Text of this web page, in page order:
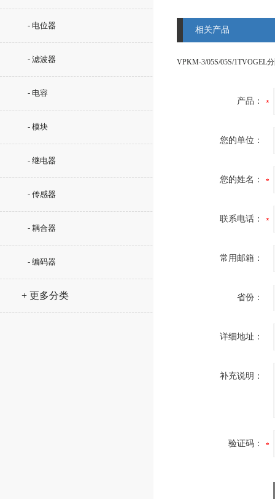
- 电位器
- 滤波器
- 电容
- 模块
- 继电器
- 传感器
- 耦合器
- 编码器
+ 更多分类
相关产品
VPKM-3/05S/05S/1TVOGEL
产品：
您的单位：
您的姓名：
联系电话：
常用邮箱：
省份：
详细地址：
补充说明：
验证码：